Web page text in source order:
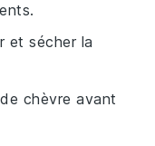
et sécher la
chèvre avant